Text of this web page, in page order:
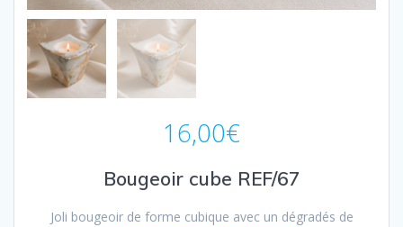
16,00€
Bougeoir cube REF/67
Joli bougeoir de forme cubique avec un dégradés de